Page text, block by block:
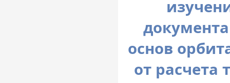
основ
от расчета